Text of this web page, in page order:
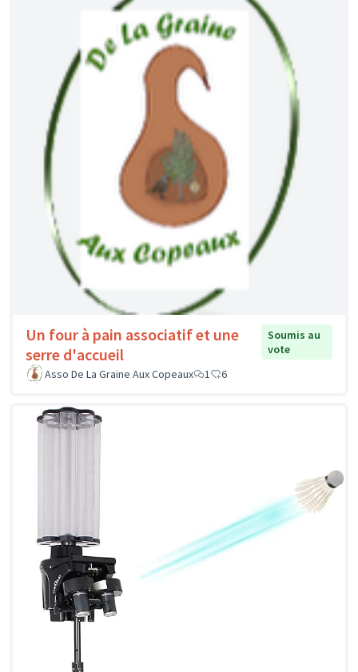
Un four à pain associatif et une
serre d'accueil
Soumis au
vote
Asso De La Graine Aux Copeaux
1 6